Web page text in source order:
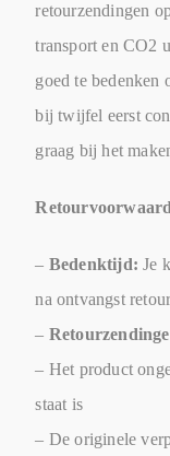
retourzendingen
transport en CO2
goed te bedenken
bij twijfel eerst
graag bij het
– Bedenktijd:Je
na ontvangst
–
– Het product
staat is
– De originele